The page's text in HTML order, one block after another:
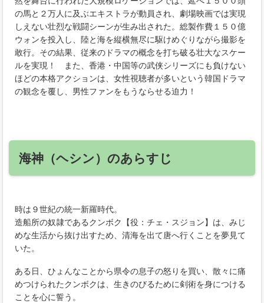
の馬と２万人に及ぶエキストラが動員され、劇場映画では実現
しえない壮烈な戦闘シーンが生み出された。総製作費１５０億
ウォンを投入し、陸と海を縦横無尽に駆けめぐりながら撮影を
敢行。その結果、従来のドラマの概念を打ち破る壮大なスケー
ルを実現！ また、香港・中国等の武侠シリーズにも負けない
ほどの本格アクションは、女性視聴者が多いという韓国ドラマ
の観念を覆し、男性ファンをもうならせる迫力！
海神（ヘシン）のあらすじ
時は９世紀の統一新羅時代。
造船所の奴隷であるクンボク【役：チェ・スジョン】は、みじ
めな生活から抜け出すため、清海を出て唐へ行くことを夢見て
いた。
ある日、ひょんなことから県令の息子の怒りを買い、散々に痛
めつけられたクンボクは、生きのびるために剣術を身につける
ことを心に誓う。